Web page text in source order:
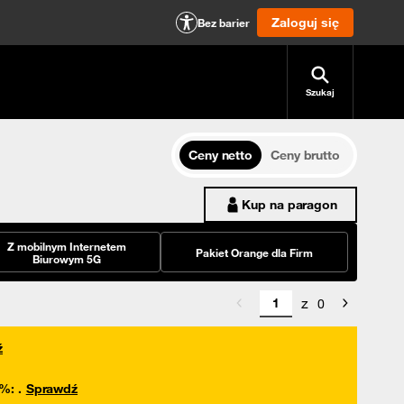
Bez barier Zaloguj się
Szukaj
Ceny netto
Ceny brutto
Kup na paragon
Z mobilnym Internetem
Biurowym 5G
Pakiet Orange dla Firm
z 0
: . Sprawdź